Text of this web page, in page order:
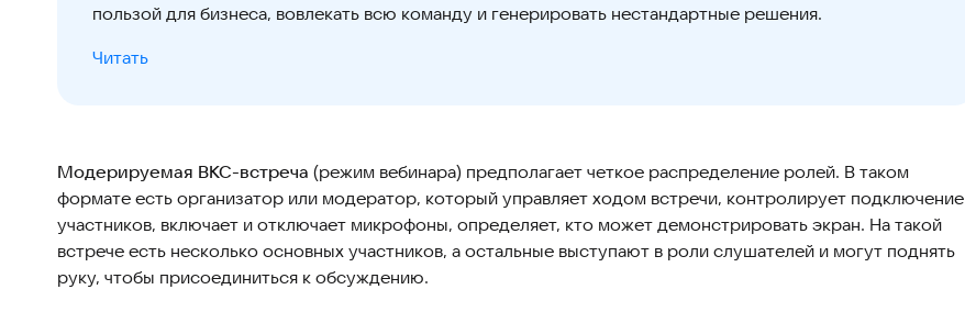
пользой для бизнеса, вовлекать всю команду и генерировать нестандартные решения.
Читать
Модерируемая ВКС-встреча (режим вебинара) предполагает четкое распределение ролей. В таком
формате есть организатор или модератор, который управляет ходом встречи, контролирует подключение
участников, включает и отключает микрофоны, определяет, кто может демонстрировать экран. На такой
встрече есть несколько основных участников, а остальные выступают в роли слушателей и могут поднять
руку, чтобы присоединиться к обсуждению.